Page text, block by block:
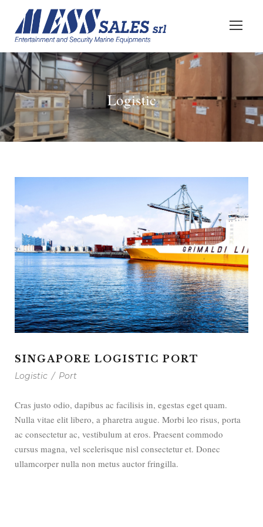
Logistic
SINGAPORE LOGISTIC PORT
Logistic / Port
Cras justo odio, dapibus ac facilisis in, egestas eget quam.
Nulla vitae elit libero, a pharetra augue. Morbi leo risus, porta
ac consectetur ac, vestibulum at eros. Praesent commodo
cursus magna, vel scelerisque nisl consectetur et. Donec
ullamcorper nulla non metus auctor fringilla.